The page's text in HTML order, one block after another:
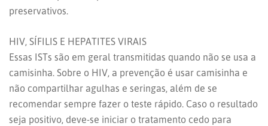
preservativos.
HIV, SÍFILIS E HEPATITES VIRAIS
Essas ISTs são em geral transmitidas quando não se usa a
camisinha. Sobre o HIV, a prevenção é usar camisinha e
não compartilhar agulhas e seringas, além de se
recomendar sempre fazer o teste rápido. Caso o resultado
seja positivo, deve-se iniciar o tratamento cedo para